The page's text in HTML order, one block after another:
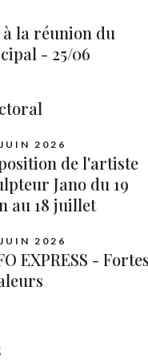
la réunion du
- 25/06
2026
de l'artiste
Jano du 19
au 18 juillet
2026
EXPRESS - Fortes